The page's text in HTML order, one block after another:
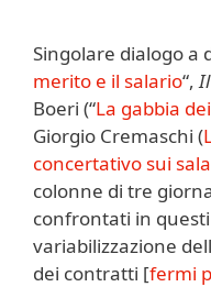
Singolare dialogo a
merito e il salario“,
Boeri (“La gabbia
Giorgio Cremaschi (
concertativo sui
colonne di tre
confrontati in
variabilizzazione
dei contratti [fermi